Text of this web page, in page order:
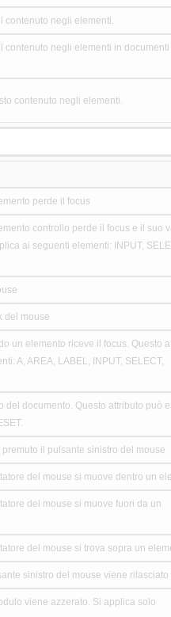
contenuto negli elementi.
contenuto negli elementi in documenti
contenuto negli elementi.
perde il focus
controllo perde il focus e il suo
ai seguenti elementi: INPUT,
del mouse
un elemento riceve il focus. Questo
A, AREA, LABEL, INPUT, SELECT,
del documento. Questo attributo può
il pulsante sinistro del mouse
del mouse si muove dentro un
del mouse si muove fuori da un
del mouse si trova sopra un
sinistro del mouse viene rilasciato
viene azzerato. Si applica solo